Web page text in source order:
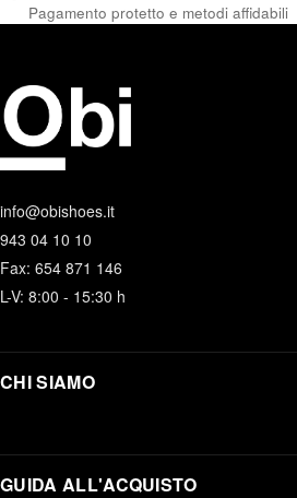
Pagamento protetto e metodi affidabili
info@obishoes.it
943 04 10 10
Fax: 654 871 146
L-V: 8:00 - 15:30 h
CHI SIAMO
GUIDA ALL'ACQUISTO